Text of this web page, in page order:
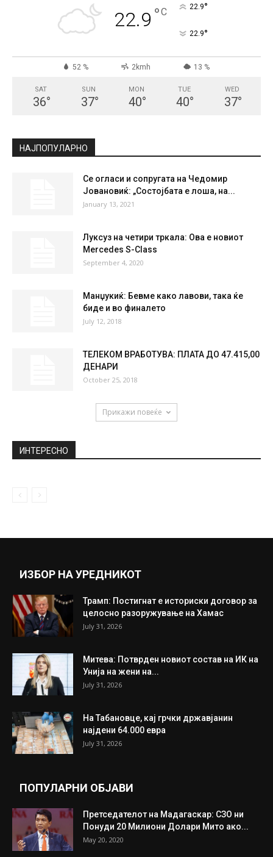
22.9 °C 22.9°
22.9°
52 % 2kmh 13 %
SAT
36°
SUN
37°
MON
40°
TUE
40°
WED
37°
НАЈПОПУЛАРНО
Се огласи и сопругата на Чедомир
Јовановиќ: „Состојбата е лоша, на...
January 13, 2021
Луксуз на четири тркала: Ова е новиот
Mercedes S-Class
September 4, 2020
Манџукиќ: Бевме како лавови, така ќе
биде и во финалето
July 12, 2018
ТЕЛЕКОМ ВРАБОТУВА: ПЛАТА ДО 47.415,00
ДЕНАРИ
October 25, 2018
Прикажи повеќе
ИНТЕРЕСНО
ИЗБОР НА УРЕДНИКОТ
Трамп: Постигнат е историски договор за
целосно разоружување на Хамас
July 31, 2026
Митева: Потврден новиот состав на ИК на
Унија на жени на...
July 31, 2026
На Табановце, кај грчки државјанин
најдени 64.000 евра
July 31, 2026
ПОПУЛАРНИ ОБЈАВИ
Претседателот на Мадагаскар: СЗО ни
Понуди 20 Милиони Долари Мито ако...
May 20, 2020